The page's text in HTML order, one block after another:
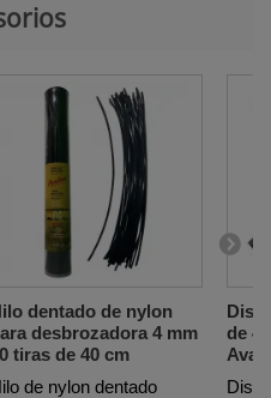
dentado de nylon
desbrozadora 4 mm
tiras de 40 cm
de nylon dentado
de 4